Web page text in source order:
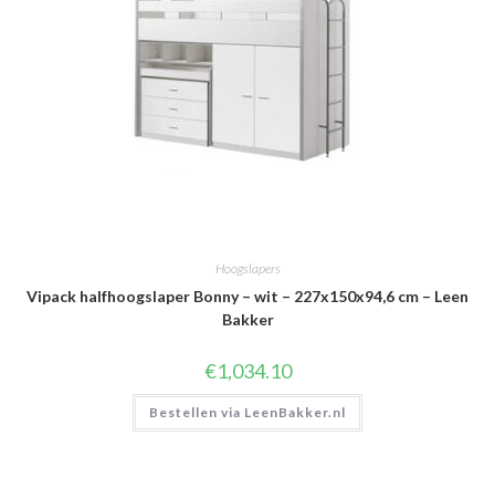
Hoogslapers
Vipack halfhoogslaper Bonny – wit – 227x150x94,6 cm – Leen
Bakker
€1,034.10
Bestellen via LeenBakker.nl